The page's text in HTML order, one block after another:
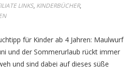
LINKS, KINDERBÜCHER,
für Kinder ab 4 Jahren: Maulwurf
und der Sommerurlaub rückt immer
und sind dabei auf dieses süße